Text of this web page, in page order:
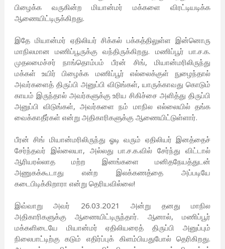
பிழைக்க வருகின்ற மியான்மர் மக்களை விரட்டியடிக்க
ஆணையிட்டிருக்கிறது.
இதே மியான்மர் ஏதிலியர் சிக்கல் பக்கத்திலுள்ள இன்னொரு
மாநிலமான மணிப்பூருக்கு வந்திருக்கிறது. மணிப்பூர் பா.ச.க.
முதலமைச்சர் நாங்தொம்பம் பீரன் சிங், மியான்மரிலிருந்து
மக்கள் உயிர் பிழைக்க மணிப்பூர் எல்லைக்குள் நுழைந்தால்
அவர்களைத் திருப்பி அனுப்பி விடுங்கள், யாருக்காவது கொடும்
காயம் இருந்தால் அவர்களுக்கு உரிய சிகிச்சை அளித்து திருப்பி
அனுப்பி விடுங்கள், அவர்களை நம் மாநில எல்லையில் தங்க
வைக்காதீர்கள் என்று அதிகாரிகளுக்கு ஆணையிட்டுள்ளார்.
பீரன் சிங் மியான்மரிலிருந்து ஓடி வரும் ஏதிலியர் இனத்தைச்
சேர்ந்தவர் இல்லையா, அல்லது பா.ச.க.வில் சேர்ந்து விட்டால்
ஆரியரல்லாத மற்ற இனங்களை மனிதநேயத்துடன்
அணுகக்கூடாது என்ற இலக்கணத்தை அப்படியே
கடைபிடிக்கிறாரா என்று தெரியவில்லை!
இவ்வாறு அவர் 26.03.2021 அன்று தனது மாநில
அதிகாரிகளுக்கு ஆணையிட்டிருந்தார். ஆனால், மணிப்பூர்
மக்களிடையே மியான்மர் ஏதிலியரைத் திருப்பி அனுப்பும்
நிலைபாட்டிற்கு கடும் எதிர்ப்புக் கிளம்பியதுபோல் தெரிகிறது.